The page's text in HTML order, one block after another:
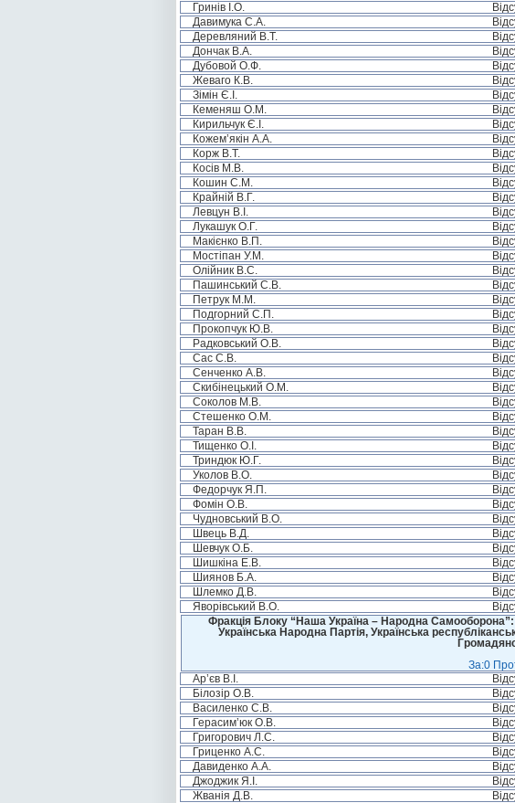
Гринів І.О.
Давимука С.А.
Деревляний В.Т.
Дончак В.А.
Дубовой О.Ф.
Жеваго К.В.
Зімін Є.І.
Кеменяш О.М.
Кирильчук Є.І.
Кожем’якін А.А.
Корж В.Т.
Косів М.В.
Кошин С.М.
Крайній В.Г.
Левцун В.І.
Лукашук О.Г.
Макієнко В.П.
Мостіпан У.М.
Олійник В.С.
Пашинський С.В.
Петрук М.М.
Подгорний С.П.
Прокопчук Ю.В.
Радковський О.В.
Сас С.В.
Сенченко А.В.
Скибінецький О.М.
Соколов М.В.
Стешенко О.М.
Таран В.В.
Тищенко О.І.
Триндюк Ю.Г.
Уколов В.О.
Федорчук Я.П.
Фомін О.В.
Чудновський В.О.
Швець В.Д.
Шевчук О.Б.
Шишкіна Е.В.
Шиянов Б.А.
Шлемко Д.В.
Яворівський В.О.
Фракція Блоку “Наша Україна – Народна
Українська Народна Партія, Українська
За:0
Ар’єв В.І.
Білозір О.В.
Василенко С.В.
Герасим’юк О.В.
Григорович Л.С.
Гриценко А.С.
Давиденко А.А.
Джоджик Я.І.
Жванія Д.В.